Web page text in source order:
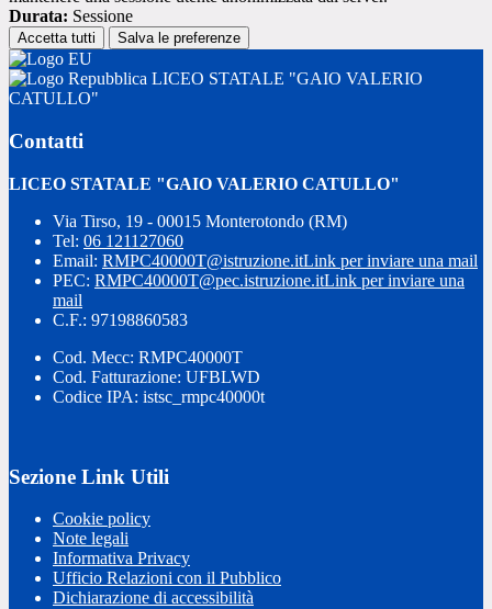
Durata: Sessione
Accetta tutti Salva le preferenze
LICEO STATALE "GAIO VALERIO
CATULLO"
Contatti
LICEO STATALE "GAIO VALERIO CATULLO"
Via Tirso, 19 - 00015 Monterotondo (RM)
Tel: 06 121127060
Email: RMPC40000T@istruzione.itLink per inviare una mail
PEC: RMPC40000T@pec.istruzione.itLink per inviare una
mail
C.F.: 97198860583
Cod. Mecc: RMPC40000T
Cod. Fatturazione: UFBLWD
Codice IPA: istsc_rmpc40000t
Sezione Link Utili
Cookie policy
Note legali
Informativa Privacy
Ufficio Relazioni con il Pubblico
Dichiarazione di accessibilità